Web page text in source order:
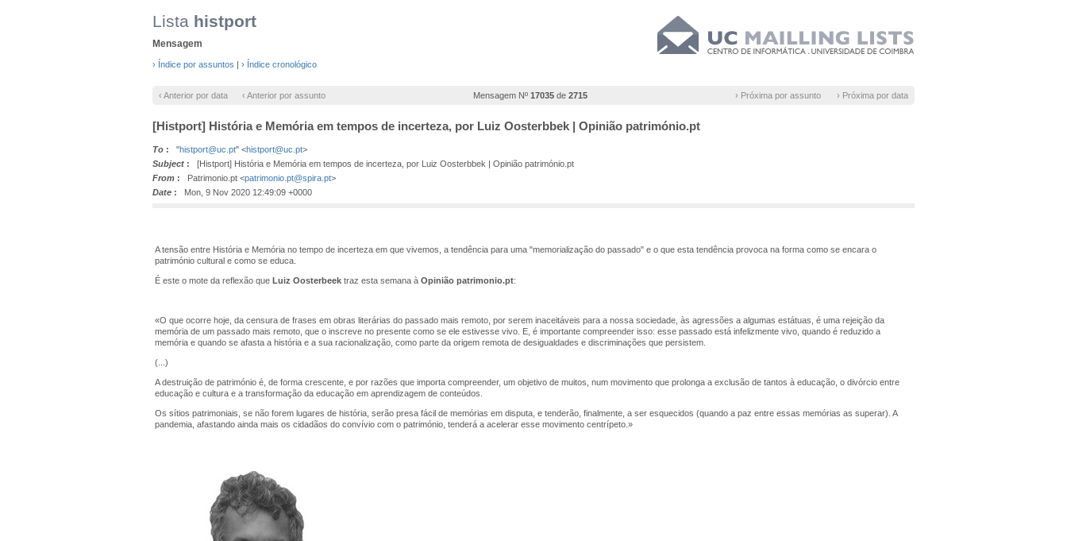
Lista histport
Mensagem
› Índice por assuntos | › Índice cronológico
‹ Anterior por data ‹ Anterior por assunto Mensagem Nº 17035 de 2715 › Próxima por assunto › Próxima por data
[Histport] História e Memória em tempos de incerteza, por Luiz Oosterbbek | Opinião património.pt
To : "histport@uc.pt" <histport@uc.pt>
Subject : [Histport] História e Memória em tempos de incerteza, por Luiz Oosterbbek | Opinião património.pt
From : Patrimonio.pt <patrimonio.pt@spira.pt>
Date : Mon, 9 Nov 2020 12:49:09 +0000
A tensão entre História e Memória no tempo de incerteza em que vivemos, a tendência para uma "memorialização do passado" e o que esta tendência provoca na forma como se encara o
património cultural e como se educa.
É este o mote da reflexão que Luiz Oosterbeek traz esta semana à Opinião patrimonio.pt:
«O que ocorre hoje, da censura de frases em obras literárias do passado mais remoto, por serem inaceitáveis para a nossa sociedade, às agressões a algumas estátuas, é uma rejeição da
memória de um passado mais remoto, que o inscreve no presente como se ele estivesse vivo. E, é importante compreender isso: esse passado está infelizmente vivo, quando é reduzido a
memória e quando se afasta a história e a sua racionalização, como parte da origem remota de desigualdades e discriminações que persistem.
(...)
A destruição de património é, de forma crescente, e por razões que importa compreender, um objetivo de muitos, num movimento que prolonga a exclusão de tantos à educação, o divórcio entre
educação e cultura e a transformação da educação em aprendizagem de conteúdos.
Os sítios patrimoniais, se não forem lugares de história, serão presa fácil de memórias em disputa, e tenderão, finalmente, a ser esquecidos (quando a paz entre essas memórias as superar). A
pandemia, afastando ainda mais os cidadãos do convívio com o património, tenderá a acelerar esse movimento centrípeto.»